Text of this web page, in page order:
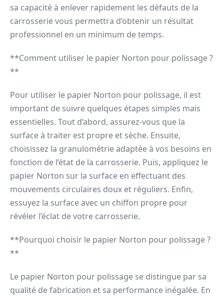
sa capacité à enlever rapidement les défauts de la
carrosserie vous permettra d’obtenir un résultat
professionnel en un minimum de temps.
**Comment utiliser le papier Norton pour polissage ?
**
Pour utiliser le papier Norton pour polissage, il est
important de suivre quelques étapes simples mais
essentielles. Tout d’abord, assurez-vous que la
surface à traiter est propre et sèche. Ensuite,
choisissez la granulométrie adaptée à vos besoins en
fonction de l’état de la carrosserie. Puis, appliquez le
papier Norton sur la surface en effectuant des
mouvements circulaires doux et réguliers. Enfin,
essuyez la surface avec un chiffon propre pour
révéler l’éclat de votre carrosserie.
**Pourquoi choisir le papier Norton pour polissage ?
**
Le papier Norton pour polissage se distingue par sa
qualité de fabrication et sa performance inégalée. En